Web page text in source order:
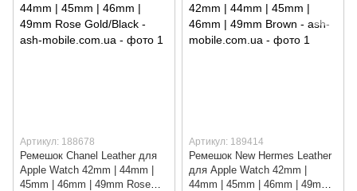
Артикул: 188678
Ремешок Chanel Leather для
Apple Watch 42mm | 44mm |
45mm | 46mm | 49mm Rose
Артикул: 189414
Ремешок New Hermes Leather
для Apple Watch 42mm |
44mm | 45mm | 46mm | 49mm